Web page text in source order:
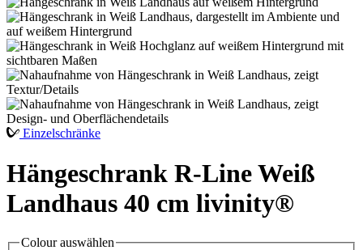
Einzelschränke
Hängeschrank R-Line Weiß
Landhaus 40 cm livinity®
Colourauswählen